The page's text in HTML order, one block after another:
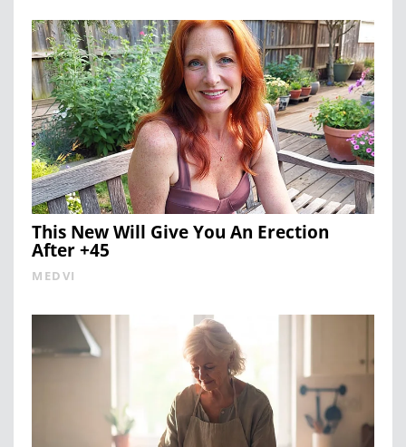
This New Will Give You An Erection
After +45
MEDVI